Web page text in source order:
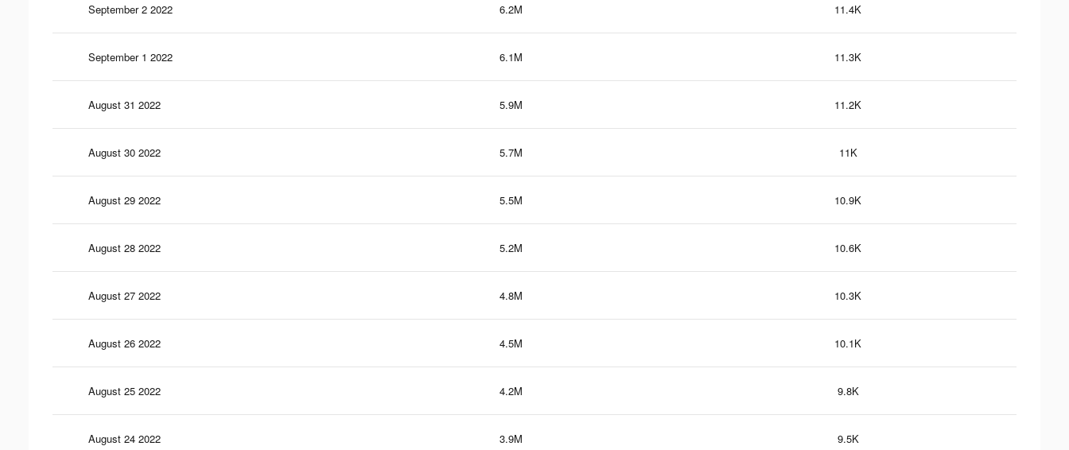
September 2 2022 6.2M 11.4K
September 1 2022 6.1M 11.3K
August 31 2022 5.9M 11.2K
August 30 2022 5.7M 11K
August 29 2022 5.5M 10.9K
August 28 2022 5.2M 10.6K
August 27 2022 4.8M 10.3K
August 26 2022 4.5M 10.1K
August 25 2022 4.2M 9.8K
August 24 2022 3.9M 9.5K